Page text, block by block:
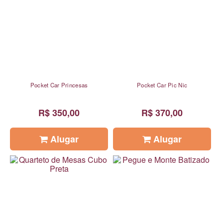
Pocket Car Princesas
R$ 350,00
Alugar
Pocket Car Pic Nic
R$ 370,00
Alugar